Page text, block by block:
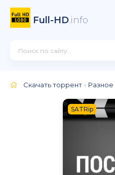
Full-HD.info
Скачать торрент » Разное
SATRip